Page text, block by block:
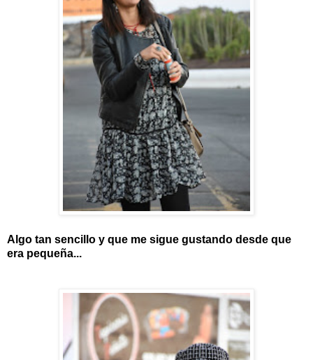
Algo tan sencillo y que me sigue gustando desde que
era pequeña...